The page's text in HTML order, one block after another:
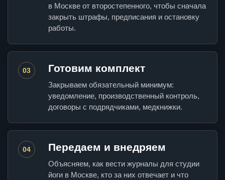
в Москве от второстепенного, чтобы сначала
закрыть штрафы, предписания и остановку
работы.
03 Готовим комплект
Закрываем обязательный минимум:
уведомление, производственный контроль,
договоры с подрядчиками, медкнижки.
04 Передаем и внедряем
Объясняем, как вести журналы для студии
йоги в Москве, кто за них отвечает и что